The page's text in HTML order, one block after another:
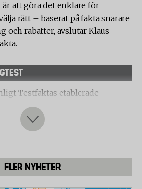
att göra det enklare för
rätt – baserat på fakta snarare
och rabatter, avslutar Klaus
Testfaktas etablerade
för sängtester och omfattar
i material och
i bäddmadrassen
FLER NYHETER